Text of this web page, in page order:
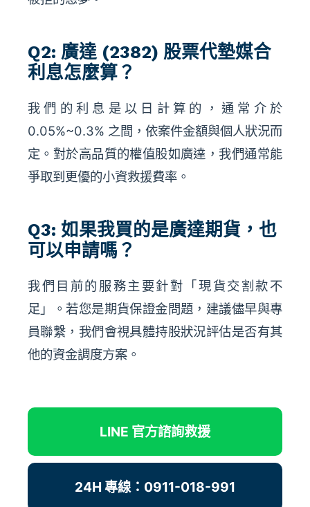
Q2: 廣達 (2382) 股票代墊媒合
利息怎麼算？
我們的利息是以日計算的，通常介於
0.05%~0.3% 之間，依案件金額與個人狀況而
定。對於高品質的權值股如廣達，我們通常能
爭取到更優的小資救援費率。
Q3: 如果我買的是廣達期貨，也
可以申請嗎？
我們目前的服務主要針對「現貨交割款不
足」。若您是期貨保證金問題，建議儘早與專
員聯繫，我們會視具體持股狀況評估是否有其
他的資金調度方案。
LINE 官方諮詢救援
24H 專線：0911-018-991